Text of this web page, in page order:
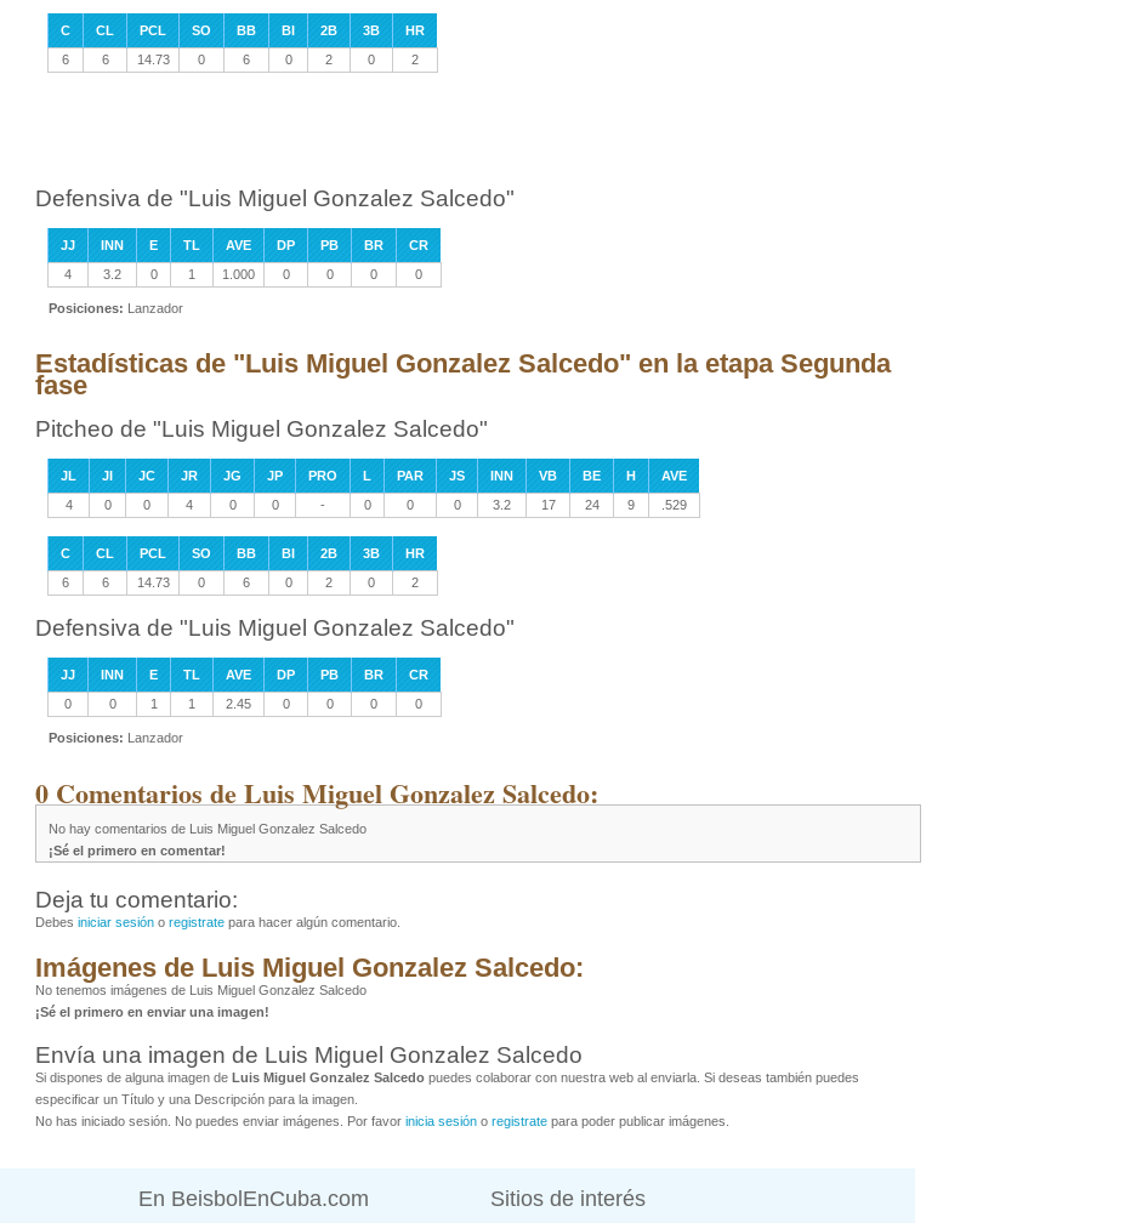
C CL PCL SO BB BI 2B 3B
HR
6
6 14.73 0 6 0 2 0 2
Defensiva de "Luis Miguel Gonzalez Salcedo"
JJ INN E TL AVE DP PB BR
CR
4
3.2 0 1 1.000 0 0 0 0
Posiciones: Lanzador
Estadísticas de "Luis Miguel Gonzalez Salcedo" en la etapa Segunda
fase
Pitcheo de "Luis Miguel Gonzalez Salcedo"
JL JI JC JR JG JP PRO L PAR JS INN VB BE H
AVE
4
0 0 4 0 0 - 0 0 0 3.2 17 24 9 .529
C CL PCL SO BB BI 2B 3B
HR
6
6 14.73 0 6 0 2 0 2
Defensiva de "Luis Miguel Gonzalez Salcedo"
JJ INN E TL AVE DP PB BR
CR
0
0 1 1 2.45 0 0 0 0
Posiciones: Lanzador
0 Comentarios de Luis Miguel Gonzalez Salcedo:
No hay comentarios de Luis Miguel Gonzalez Salcedo
¡Sé el primero en comentar!
Deja tu comentario:
Debes iniciar sesión o registrate para hacer algún comentario.
Imágenes de Luis Miguel Gonzalez Salcedo:
No tenemos imágenes de Luis Miguel Gonzalez Salcedo
¡Sé el primero en enviar una imagen!
Envía una imagen de Luis Miguel Gonzalez Salcedo
Si dispones de alguna imagen de Luis Miguel Gonzalez Salcedo puedes colaborar con nuestra web al enviarla. Si deseas también puedes
especificar un Título y una Descripción para la imagen.
No has iniciado sesión. No puedes enviar imágenes. Por favor inicia sesión o registrate para poder publicar imágenes.
En BeisbolEnCuba.com Sitios de interés